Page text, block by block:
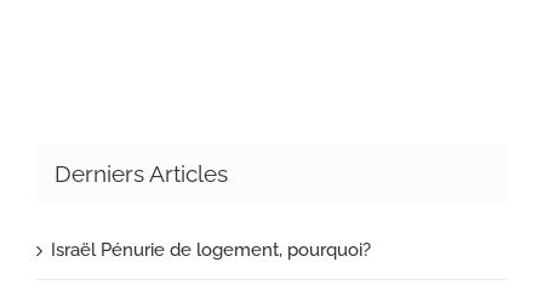
Derniers Articles
Israël Pénurie de logement, pourquoi?